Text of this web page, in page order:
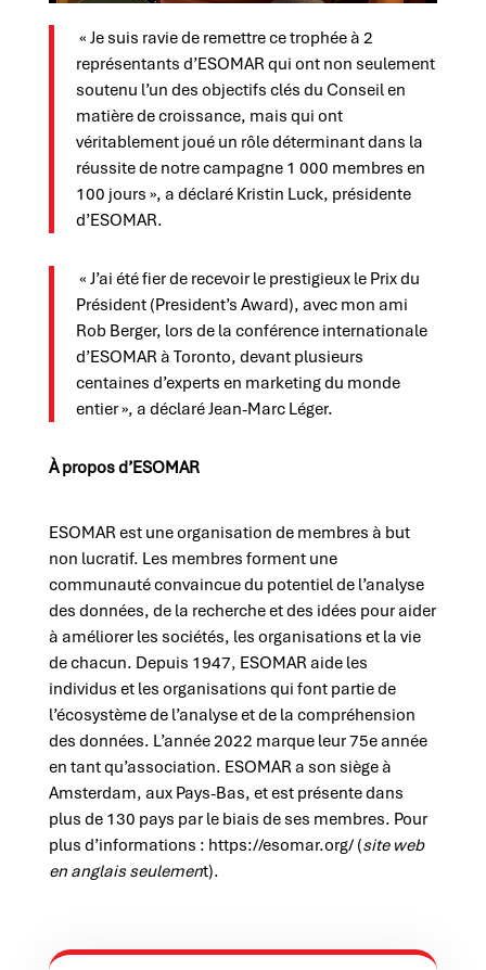
« Je suis ravie de remettre ce trophée à 2
représentants d’ESOMAR qui ont non seulement
soutenu l’un des objectifs clés du Conseil en
matière de croissance, mais qui ont
véritablement joué un rôle déterminant dans la
réussite de notre campagne 1 000 membres en
100 jours », a déclaré Kristin Luck, présidente
d’ESOMAR.
« J’ai été fier de recevoir le prestigieux le Prix du
Président (President’s Award), avec mon ami
Rob Berger, lors de la conférence internationale
d’ESOMAR à Toronto, devant plusieurs
centaines d’experts en marketing du monde
entier », a déclaré Jean-Marc Léger.
À propos d’ESOMAR
ESOMAR est une organisation de membres à but
non lucratif. Les membres forment une
communauté convaincue du potentiel de l’analyse
des données, de la recherche et des idées pour aider
à améliorer les sociétés, les organisations et la vie
de chacun. Depuis 1947, ESOMAR aide les
individus et les organisations qui font partie de
l’écosystème de l’analyse et de la compréhension
des données. L’année 2022 marque leur 75e année
en tant qu’association. ESOMAR a son siège à
Amsterdam, aux Pays-Bas, et est présente dans
plus de 130 pays par le biais de ses membres. Pour
plus d’informations : https://esomar.org/ (site web
en anglais seulement).